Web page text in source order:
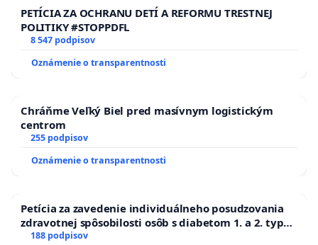
PETÍCIA ZA OCHRANU DETÍ A REFORMU TRESTNEJ
POLITIKY #STOPPDFL
8 547 podpisov
Oznámenie o transparentnosti
Chráňme Veľký Biel pred masívnym logistickým
centrom
255 podpisov
Oznámenie o transparentnosti
Petícia za zavedenie individuálneho posudzovania
zdravotnej spôsobilosti osôb s diabetom 1. a 2. typu
pri prijímaní do Policajného zboru SR
188 podpisov